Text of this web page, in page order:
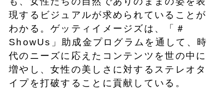
現するビジュアルが求められていることが
わかる。ゲッティイメージズは、「＃
ShowUs」助成金プログラムを通して、時
代のニーズに応えたコンテンツを世の中に
増やし、女性の美しさに対するステレオタ
イプを打破することに貢献している。